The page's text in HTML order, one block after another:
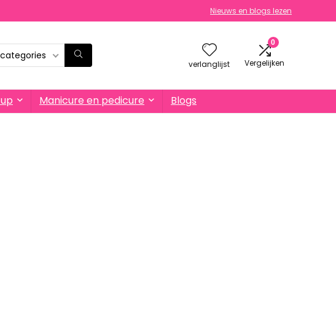
Nieuws en blogs lezen
verlanglijst
0
Vergelijken
Manicure en pedicure Blogs